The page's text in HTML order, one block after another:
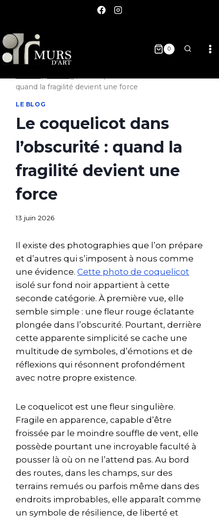
0
quand la fragilité devient une force
LE BLOG
Le coquelicot dans
l’obscurité : quand la
fragilité devient une
force
13 juin 2026
Il existe des photographies que l’on prépare
et d’autres qui s’imposent à nous comme
une évidence. Cette photo de coquelicot
isolé sur fond noir appartient à cette
seconde catégorie. À première vue, elle
semble simple : une fleur rouge éclatante
plongée dans l’obscurité. Pourtant, derrière
cette apparente simplicité se cache une
multitude de symboles, d’émotions et de
réflexions qui résonnent profondément
avec notre propre existence.
Le coquelicot est une fleur singulière.
Fragile en apparence, capable d’être
froissée par le moindre souffle de vent, elle
possède pourtant une incroyable faculté à
pousser là où on ne l’attend pas. Au bord
des routes, dans les champs, sur des
terrains remués ou parfois même dans des
endroits improbables, elle apparaît comme
un symbole de résilience, de liberté et